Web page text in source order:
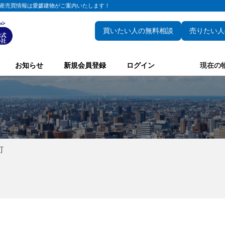
買情報は愛媛建物がご案内いたします！
買いたい人の無料相談 売りたい
お知らせ 新規会員登録 ログイン 現在の